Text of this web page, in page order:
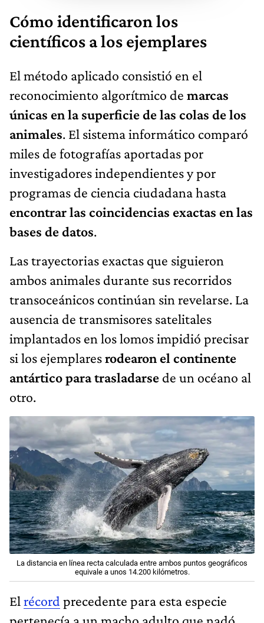
Cómo identificaron los
científicos a los ejemplares
El método aplicado consistió en el
reconocimiento algorítmico de marcas
únicas en la superficie de las colas de los
animales. El sistema informático comparó
miles de fotografías aportadas por
investigadores independientes y por
programas de ciencia ciudadana hasta
encontrar las coincidencias exactas en las
bases de datos.
Las trayectorias exactas que siguieron
ambos animales durante sus recorridos
transoceánicos continúan sin revelarse. La
ausencia de transmisores satelitales
implantados en los lomos impidió precisar
si los ejemplaresrodearon el continente
antártico para trasladarse de un océano al
otro.
La distancia en línea recta calculada entre ambos puntos geográficos
equivale a unos 14.200 kilómetros.
El récord precedente para esta especie